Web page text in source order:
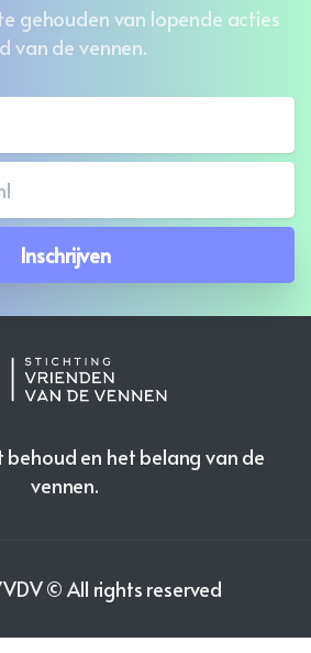
gehouden van lopende acties
van de vennen.
behoud en het belang van de
vennen.
© All rights reserved